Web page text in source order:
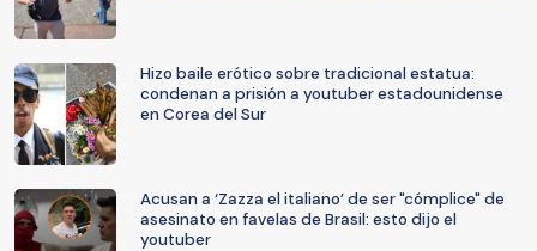
Hizo baile erótico sobre tradicional estatua:
condenan a prisión a youtuber estadounidense
en Corea del Sur
Acusan a ‘Zazza el italiano’ de ser "cómplice" de
asesinato en favelas de Brasil: esto dijo el
youtuber